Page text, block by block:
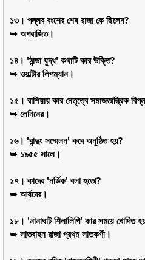
১৩। পল্লব বংশের শেষ রাজা কে ছিলেন?
➥ অপরাজিত।
১৪। 'ঠান্ডা যুদ্ধ' কথাটি কার উক্তি?
➥ ওয়াল্টার লিপম্যান।
১৫। রাশিয়ায় কার নেতৃত্বে সমাজতান্ত্রিক
➥ লেনিনের।
১৬। 'বান্দুং সম্মেলন' কবে অনুষ্ঠিত হয়?
➥ ১৯৫৫ সালে।
১৭। কাদের 'নর্ডিক' বলা হতো?
➥ আর্যদের।
১৮। 'নানাঘাট শিলালিপি' কার সময়ে খোদিত
➥ সাতবাহন রাজা প্রথম সাতকর্ণী।